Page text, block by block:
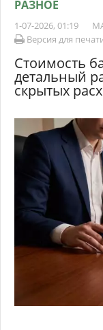
РАЗНОЕ
1-07-2026, 01:19
Версия для
Стоимость
детальный
скрытых